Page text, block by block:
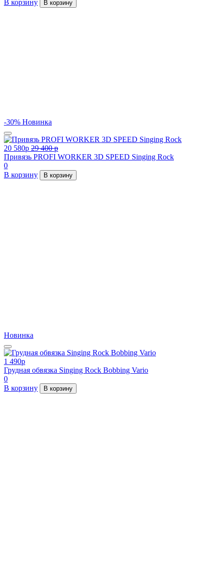
В корзину В корзину
-30% Новинка
20 580p 29 400 p
Привязь PROFI WORKER 3D SPEED Singing Rock
0
В корзину
В корзину
Новинка
1 490p
Грудная обвязка Singing Rock Bobbing Vario
0
В корзину
В корзину